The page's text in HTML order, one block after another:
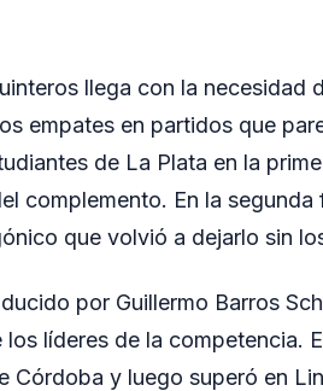
llega con la necesidad
empates en partidos que
de La Plata en la
complemento. En la segunda
que volvió a dejarlo sin
por Guillermo Barros
líderes de la competencia.
y luego superó en